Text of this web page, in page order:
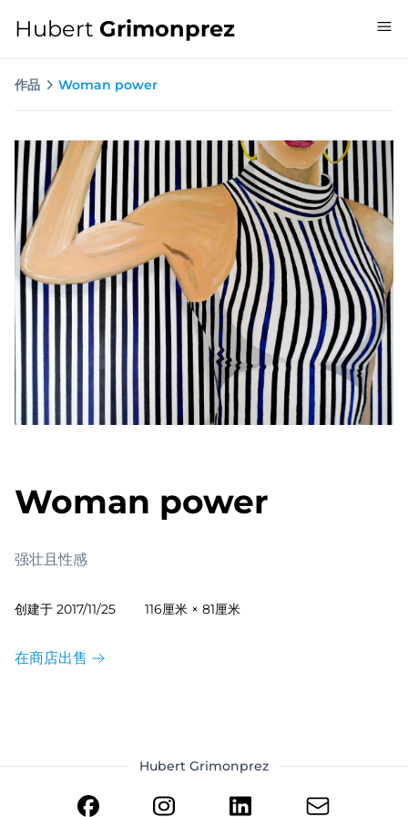
Hubert Grimonprez
作品 Woman power
Woman power
强壮且性感
创建于 2017/11/25 116厘米 × 81厘米
在商店出售
Hubert Grimonprez